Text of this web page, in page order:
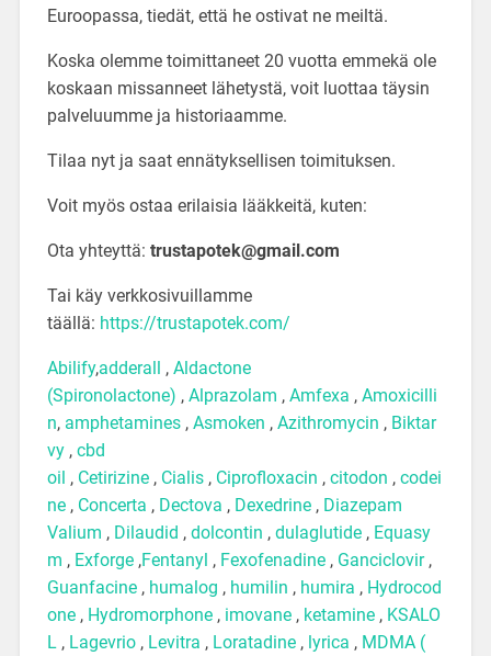
Euroopassa, tiedät, että he ostivat ne meiltä.
Koska olemme toimittaneet 20 vuotta emmekä ole
koskaan missanneet lähetystä, voit luottaa täysin
palveluumme ja historiaamme.
Tilaa nyt ja saat ennätyksellisen toimituksen.
Voit myös ostaa erilaisia ​​lääkkeitä, kuten:
Ota yhteyttä: trustapotek@gmail.com
Tai käy verkkosivuillamme
täällä: https://trustapotek.com/
Abilify,adderall , Aldactone
(Spironolactone) , Alprazolam , Amfexa , Amoxicilli
n, amphetamines, Asmoken , Azithromycin , Biktar
vy, cbd
oil , Cetirizine, Cialis, Ciprofloxacin , citodon , codei
ne, Concerta , Dectova , Dexedrine, Diazepam
Valium , Dilaudid , dolcontin , dulaglutide, Equasy
m , Exforge,Fentanyl , Fexofenadine, Ganciclovir,
Guanfacine, humalog , humilin , humira , Hydrocod
one, Hydromorphone, imovane, ketamine, KSALO
L , Lagevrio, Levitra , Loratadine, lyrica , MDMA (